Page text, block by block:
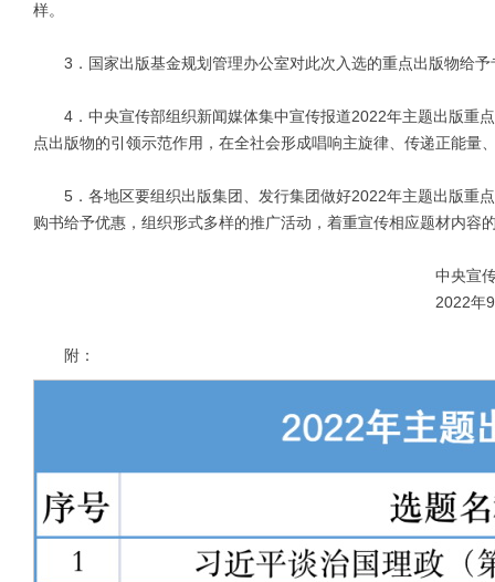
样。
3．国家出版基金规划管理办公室对此次入选的重点出版物给予
4．中央宣传部组织新闻媒体集中宣传报道2022年主题出版重点
点出版物的引领示范作用，在全社会形成唱响主旋律、传递正能量
5．各地区要组织出版集团、发行集团做好2022年主题出版重点
购书给予优惠，组织形式多样的推广活动，着重宣传相应题材内
中央宣传部办
2022年9月5
附：